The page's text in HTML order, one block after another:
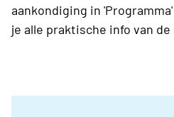
aankondiging in
je alle praktische info van